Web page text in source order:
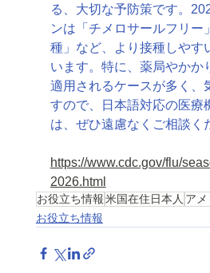
る、大切な予防策です。
ンは「チメロサールフリー
種」など、より接種しやす
います。特に、薬局やかか
適用されるケースが多く、
すので、日本語対応の医療
は、ぜひ遠慮なくご相談く
https://www.cdc.gov/flu/
2026.html
お役立ち情報米国在住日本人 アメ
お役立ち情報